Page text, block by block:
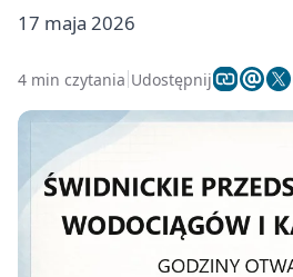
17 maja 2026
4 min czytania Udostępnij